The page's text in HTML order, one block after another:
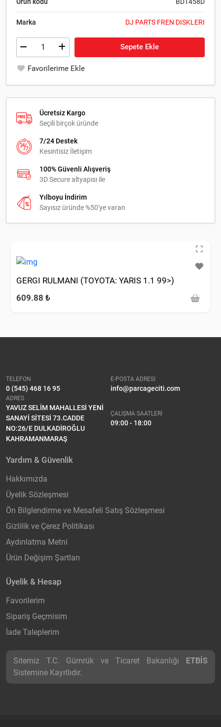
Marka DJ PARTS FREN DISKLERI
Sepete Ekle
Favorilerime Ekle
Ücretsiz Kargo
Seçili birçok üründe
7/24 Destek
Kesintisiz İletişim
100% Güvenli Alışveriş
3D Secure altyapısı ile
Yılboyu İndirim
Sayısız üründe %50'ye varan
GERGI RULMANI (TOYOTA: YARIS 1.1 99>)
609.88 ₺
TELEFON
0 (545) 468 16 95
E-POSTA ADRESİ
info@parcageciti.com
ADRES
YAVUZ SELİM MAHALLESİ YENİ
SANAYİ SİTESİ 73.CADDE
NO:26/E DULKADİROĞLU
KAHRAMANMARAŞ
ÇALIŞMA SAATLERİ
09:00 - 18:00
Yardım & Güvenlik
Hakkımızda
Üyelik Sözleşmesi
Ön Bilglendirme ve Mesafeli Satış Sözleşmesi
Gizlilik ve Çerez Politikası
Aydınlatma Metni
Ürün Değişim Şartları
Üyelik & Hesap
Favorilerim
Sipariş Geçmisim
İade Taleplerim
Sitemiz T.C. Gümrük ve Ticaret Bakanlığı ETBİS
Sistemine Kayıtlıdır.